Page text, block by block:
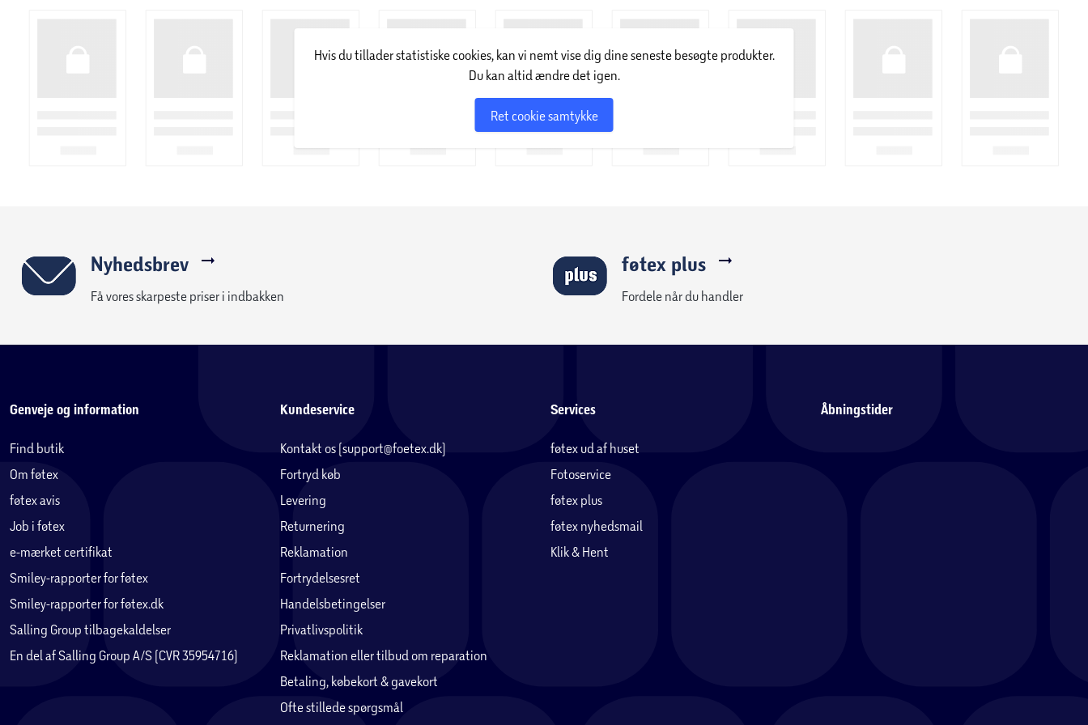
Hvis du tillader statistiske cookies, kan vi nemt vise dig dine seneste besøgte produkter.
Du kan altid ændre det igen.
Ret cookie samtykke
Nyhedsbrev
Få vores skarpeste priser i indbakken
føtex plus
Fordele når du handler
Genveje og information
Find butik
Om føtex
føtex avis
Job i føtex
e-mærket certifikat
Smiley-rapporter for føtex
Smiley-rapporter for føtex.dk
Salling Group tilbagekaldelser
En del af Salling Group A/S (CVR 35954716)
Kundeservice
Kontakt os (support@foetex.dk)
Fortryd køb
Levering
Returnering
Reklamation
Fortrydelsesret
Handelsbetingelser
Privatlivspolitik
Reklamation eller tilbud om reparation
Betaling, købekort & gavekort
Ofte stillede spørgsmål
Services
føtex ud af huset
Fotoservice
føtex plus
føtex nyhedsmail
Klik & Hent
Åbningstider